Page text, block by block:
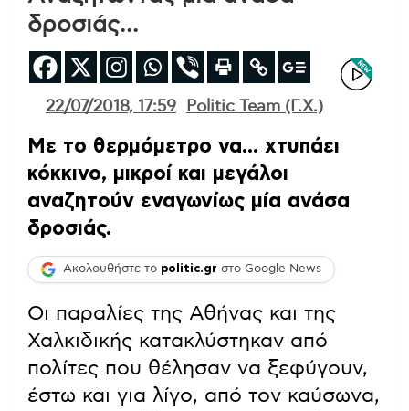
δροσιάς…
22/07/2018, 17:59 Politic Team (Γ.Χ.)
Με το θερμόμετρο να… χτυπάει
κόκκινο, μικροί και μεγάλοι
αναζητούν εναγωνίως μία ανάσα
δροσιάς.
Ακολουθήστε το politic.gr στο Google News
Οι παραλίες της Αθήνας και της
Χαλκιδικής κατακλύστηκαν από
πολίτες που θέλησαν να ξεφύγουν,
έστω και για λίγο, από τον καύσωνα,